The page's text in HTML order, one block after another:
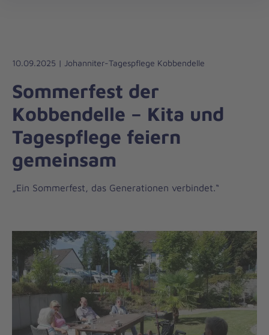
10.09.2025 | Johanniter-Tagespflege Kobbendelle
Sommerfest der
Kobbendelle – Kita und
Tagespflege feiern
gemeinsam
„Ein Sommerfest, das Generationen verbindet.“